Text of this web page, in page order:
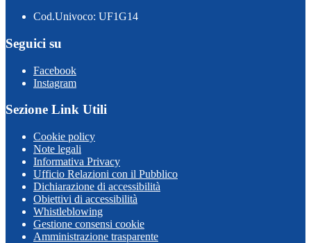
Cod.Univoco: UF1G14
Seguici su
Facebook
Instagram
Sezione Link Utili
Cookie policy
Note legali
Informativa Privacy
Ufficio Relazioni con il Pubblico
Dichiarazione di accessibilità
Obiettivi di accessibilità
Whistleblowing
Gestione consensi cookie
Amministrazione trasparente